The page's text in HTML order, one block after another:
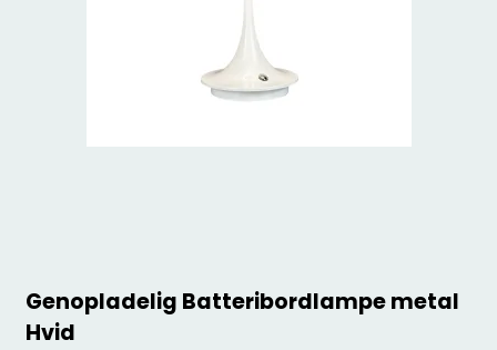
Genopladelig Batteribordlampe metal
Hvid